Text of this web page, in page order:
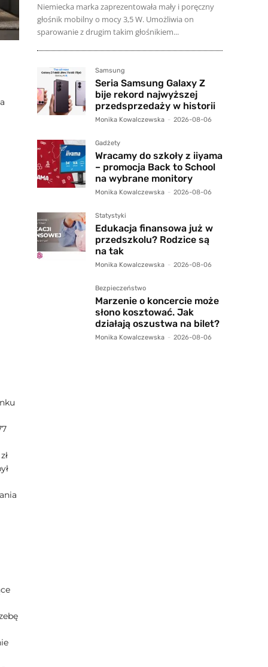
Niemiecka marka zaprezentowała mały i poręczny
głośnik mobilny o mocy 3,5 W. Umożliwia on
sparowanie z drugim takim głośnikiem...
Samsung
Seria Samsung Galaxy Z
bije rekord najwyższej
przedsprzedaży w historii
Monika Kowalczewska - 2026-08-06
Gadżety
Wracamy do szkoły z iiyama
– promocja Back to School
na wybrane monitory
Monika Kowalczewska - 2026-08-06
Statystyki
Edukacja finansowa już w
przedszkolu? Rodzice są
na tak
Monika Kowalczewska - 2026-08-06
Bezpieczeństwo
Marzenie o koncercie może
słono kosztować. Jak
działają oszustwa na bilet?
Monika Kowalczewska - 2026-08-06